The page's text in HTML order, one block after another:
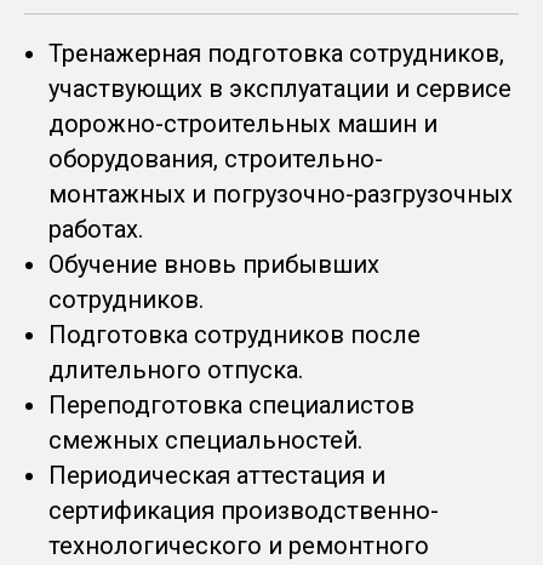
Тренажерная подготовка сотрудников,
участвующих в эксплуатации и сервисе
дорожно-строительных машин и
оборудования, строительно-
монтажных и погрузочно-разгрузочных
работах.
Обучение вновь прибывших
сотрудников.
Подготовка сотрудников после
длительного отпуска.
Переподготовка специалистов
смежных специальностей.
Периодическая аттестация и
сертификация производственно-
технологического и ремонтного